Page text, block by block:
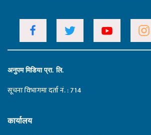
अनुपम मिडिया प्रा. लि.
सूचना विभागमा दर्ता नं. : 714
कार्यालय